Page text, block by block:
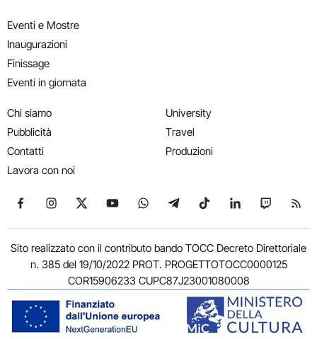
Eventi e Mostre
Inaugurazioni
Finissage
Eventi in giornata
Chi siamo
Pubblicità
Contatti
Lavora con noi
University
Travel
Produzioni
Seguici su Facebook
Seguici su Instagram
Seguici su X
Seguici su YouTube
Seguici su WhatsApp
Seguici su Telegram
Seguici su TikTok
Seguici su
Seguici
Sito realizzato con il contributo bando TOCC Decreto Direttoriale
n. 385 del 19/10/2022 PROT. PROGETTOTOCC0000125
COR15906233 CUPC87J23001080008